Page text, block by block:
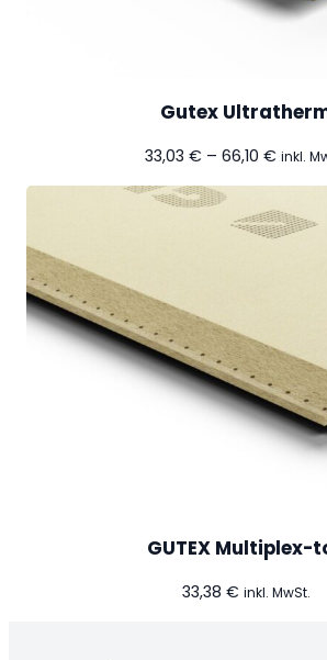
Gutex
33,03 € – 66,10 €
66,10 €
inkl.
GUTEX Multiplex-
33,38 € inkl. MwSt.